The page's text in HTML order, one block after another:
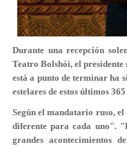
Durante una recepción
Teatro Bolshói, el
está a punto de terminar ha
estelares de estos últimos
Según el mandatario ruso,
diferente para cada uno".
grandes acontecimientos